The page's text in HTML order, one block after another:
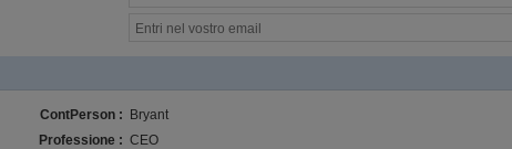
ContPerson :
Bryant
Professione : CEO